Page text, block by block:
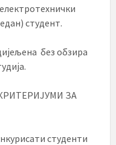
студент.
без обзира
ЗА
студенти